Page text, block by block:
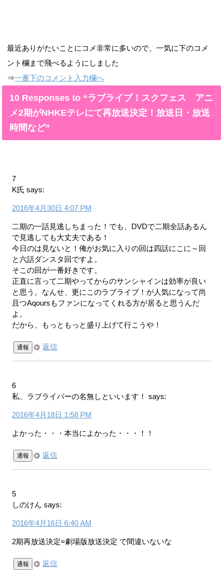
最近ありがたいことにコメ非常に多いので、一気に下のコメ
ント欄まで飛べるようにしました
⇒一番下のコメント入力欄へ
10 Responses to “ラブライブ！スクフェス アニ
メ2期がNHKEテレにて再放送決定！放送日・放送
時間など”
7
K氏 says:
2016年4月30日 4:07 PM
二期の一話見逃しちまった！でも、DVDで二期全話あるん
で見逃しても大丈夫である！
今日のは見ないと！俺がお気に入りの回は四話にこに～回
と六話ダンスタ回ですよ。
そこの回が一番好きです。
正直に言って二期やってからのサンシャインは効率が良い
と思う。なんせ、更にこのラブライブ！が人気になって尚
且つAqoursもファンになってくれる方が居ると思うんだ
よ。
だから、もっともっと盛り上げて行こうや！
通報 返信
6
私、ラブライバーの名無しといいます！
says:
2016年4月18日 1:58 PM
よかった・・・本当によかった・・・！！
通報 返信
5
しのけん says:
2016年4月16日 6:40 AM
2期再放送決定=劇場版放送決定 で間違いないな
通報 返信